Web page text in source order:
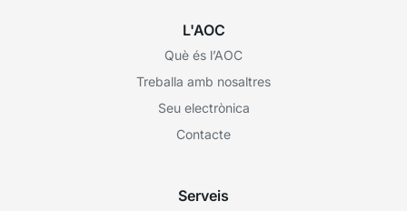
L'AOC
Què és l’AOC
Treballa amb nosaltres
Seu electrònica
Contacte
Serveis